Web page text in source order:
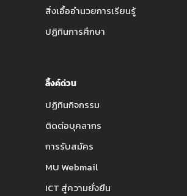
สิ่งเอื้ออำนวยการเรียนรู้
ปฏิทินการศึกษา
ลิ้งค์ด่วน
ปฏิทินกิจกรรม
ติดต่อบุคลากร
การรับสมัคร
MU Webmail
ICT สู่ความยั่งยืน